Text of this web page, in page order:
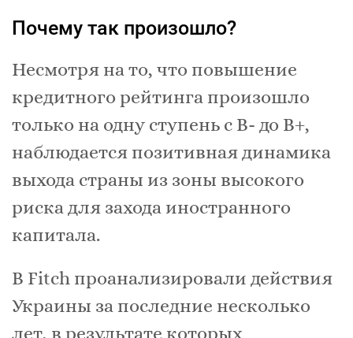
Почему так произошло?
Несмотря на то, что повышение
кредитного рейтинга произошло
только на одну ступень с В- до В+,
наблюдается позитивная динамика
выхода страны из зоны высокого
риска для захода иностранного
капитала.
В Fitch проанализировали действия
Украины за последние несколько
лет, в результате которых